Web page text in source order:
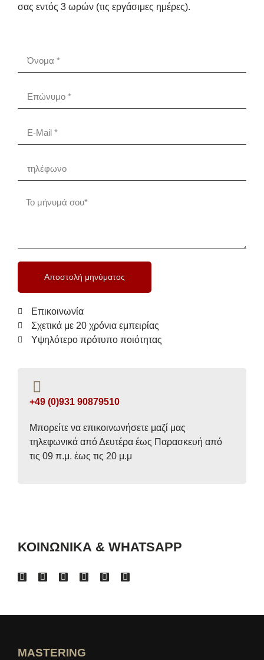
σας εντός 3 ωρών (τις εργάσιμες ημέρες).
Αποστολή μηνύματος
Επικοινωνία
Σχετικά με 20 χρόνια εμπειρίας
Υψηλότερο πρότυπο ποιότητας
+49 (0)931 90879510
Μπορείτε να επικοινωνήσετε μαζί μας
τηλεφωνικά από Δευτέρα έως Παρασκευή από
τις 09 π.μ. έως τις 20 μ.μ
ΚΟΙΝΩΝΙΚΑ & WHATSAPP
MASTERING